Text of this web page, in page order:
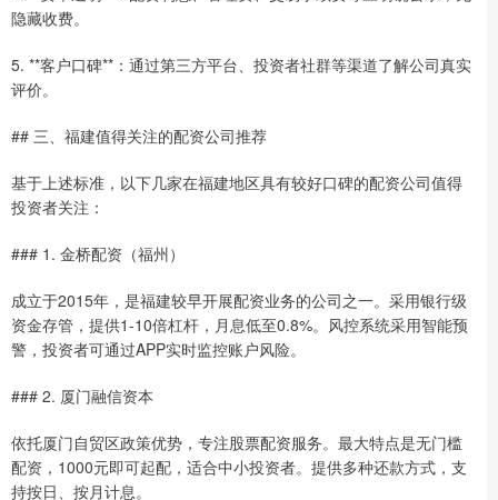
隐藏收费。
5. **客户口碑**：通过第三方平台、投资者社群等渠道了解公司真实
评价。
## 三、福建值得关注的配资公司推荐
基于上述标准，以下几家在福建地区具有较好口碑的配资公司值得
投资者关注：
### 1. 金桥配资（福州）
成立于2015年，是福建较早开展配资业务的公司之一。采用银行级
资金存管，提供1-10倍杠杆，月息低至0.8%。风控系统采用智能预
警，投资者可通过APP实时监控账户风险。
### 2. 厦门融信资本
依托厦门自贸区政策优势，专注股票配资服务。最大特点是无门槛
配资，1000元即可起配，适合中小投资者。提供多种还款方式，支
持按日、按月计息。